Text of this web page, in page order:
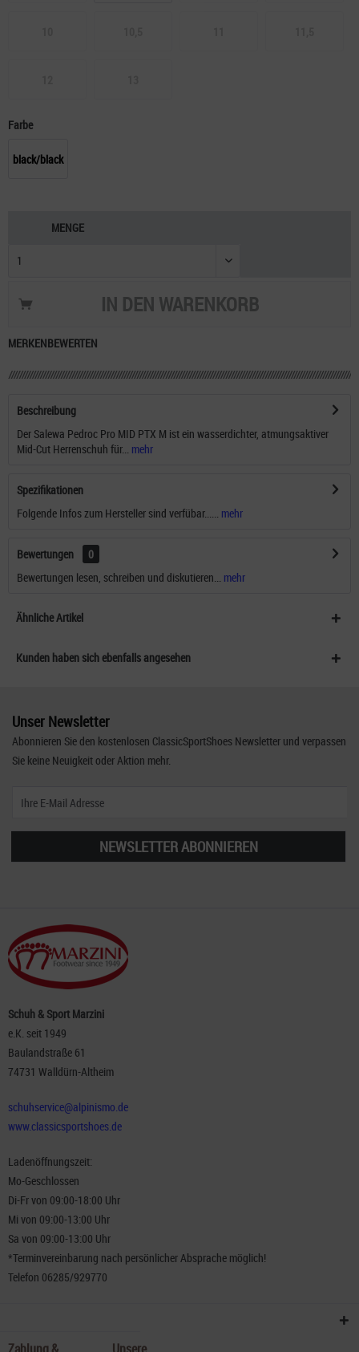
Farbe
black/black
MENGE
IN DEN WARENKORB
MERKENBEWERTEN
Beschreibung
Der Salewa Pedroc Pro MID PTX M ist ein wasserdichter, atmungsaktiver
Mid-Cut Herrenschuh für...
mehr
Spezifikationen
Folgende Infos zum Hersteller sind verfübar...... mehr
Bewertungen
0
Bewertungen lesen, schreiben und diskutieren...
mehr
Ähnliche Artikel
Kunden haben sich ebenfalls angesehen
Unser Newsletter
Abonnieren Sie den kostenlosen ClassicSportShoes Newsletter und verpassen
Sie keine Neuigkeit oder Aktion mehr.
NEWSLETTER ABONNIEREN
Schuh & Sport Marzini
e.K. seit 1949
Baulandstraße 61
74731 Walldürn-Altheim
schuhservice@alpinismo.de
www.classicsportshoes.de
Ladenöffnungszeit:
Mo-Geschlossen
Di-Fr von 09:00-18:00 Uhr
Mi von 09:00-13:00 Uhr
Sa von 09:00-13:00 Uhr
*Terminvereinbarung nach persönlicher Absprache möglich!
Telefon 06285/929770